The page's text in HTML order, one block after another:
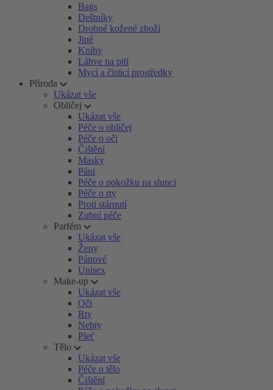
Bags
Deštníky
Drobné kožené zboží
Jiné
Knihy
Láhve na pití
Mycí a čisticí prostředky
Příroda
Ukázat vše
Obličej
Ukázat vše
Péče o obličej
Péče o oči
Čištění
Masky
Páni
Péče o pokožku na slunci
Péče o rty
Proti stárnutí
Zubní péče
Parfém
Ukázat vše
Ženy
Pánové
Unisex
Make-up
Ukázat vše
Oči
Rty
Nehty
Pleť
Tělo
Ukázat vše
Péče o tělo
Čištění